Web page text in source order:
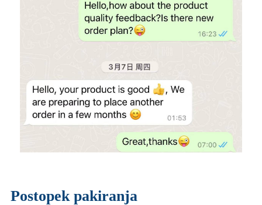
Postopek pakiranja